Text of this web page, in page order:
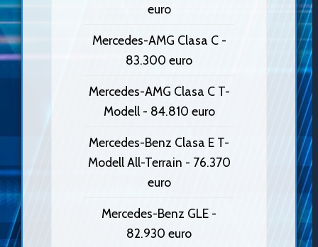
euro
Mercedes-AMG Clasa C -
83.300 euro
Mercedes-AMG Clasa C T-
Modell - 84.810 euro
Mercedes-Benz Clasa E T-
Modell All-Terrain - 76.370
euro
Mercedes-Benz GLE -
82.930 euro